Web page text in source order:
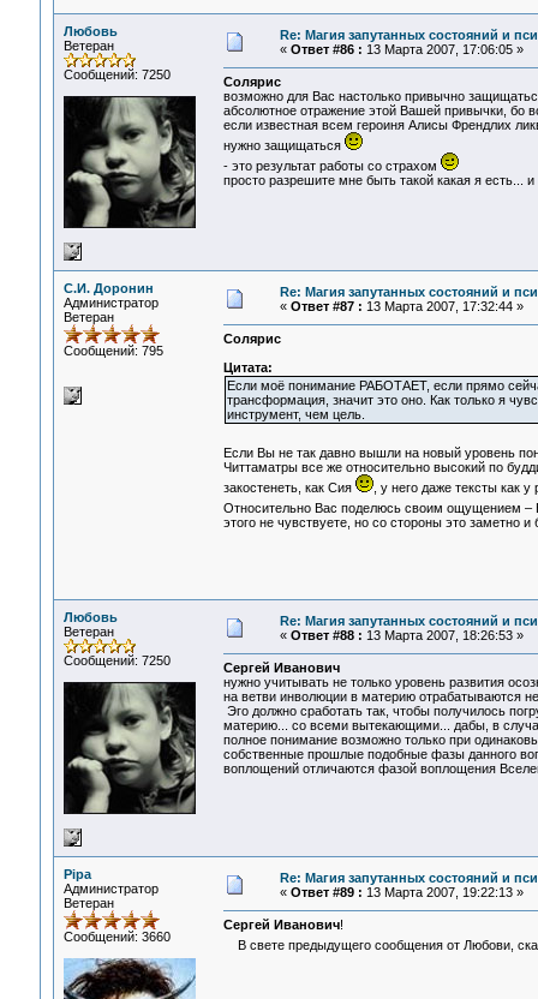
Любовь
Ветеран
Сообщений: 7250
Re: Магия запутанных состояний и
« Ответ #86 : 13 Марта 2007, 17:06:05 »
Солярис
возможно для Вас настолько привычно
абсолютное отражение этой Вашей привычки, бо
если известная всем героиня Алисы Френдлих
нужно защищаться
- это результат работы со страхом
просто разрешите мне быть такой какая я есть...
С.И. Доронин
Администратор
Ветеран
Сообщений: 795
Re: Магия запутанных состояний и
« Ответ #87 : 13 Марта 2007, 17:32:44 »
Солярис
Цитата:
Если моё понимание РАБОТАЕТ, если прямо
трансформация, значит это оно. Как только я
инструмент, чем цель.
Если Вы не так давно вышли на новый уровень
Читтаматры все же относительно высокий по
закостенеть, как Сия
, у него даже тексты как у
Относительно Вас поделюсь своим ощущением
этого не чувствуете, но со стороны это заметно и
Любовь
Ветеран
Сообщений: 7250
Re: Магия запутанных состояний и
« Ответ #88 : 13 Марта 2007, 18:26:53 »
Сергей Иванович
нужно учитывать не только уровень развития
на ветви инволюции в материю отрабатываются
Эго должно сработать так, чтобы получилось
материю... со всеми вытекающими... дабы, в
полное понимание возможно только при
собственные прошлые подобные фазы данного
воплощений отличаются фазой воплощения
Pipa
Администратор
Ветеран
Сообщений: 3660
Re: Магия запутанных состояний и
« Ответ #89 : 13 Марта 2007, 19:22:13 »
Сергей Иванович!
В свете предыдущего сообщения от Любови,